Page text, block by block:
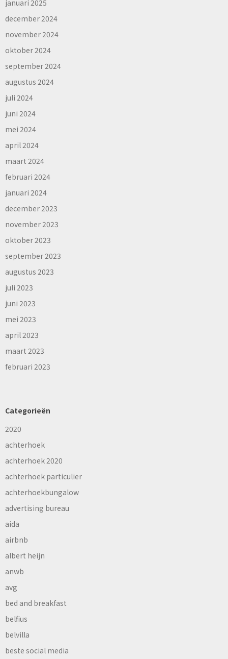
januari 2025
december 2024
november 2024
oktober 2024
september 2024
augustus 2024
juli 2024
juni 2024
mei 2024
april 2024
maart 2024
februari 2024
januari 2024
december 2023
november 2023
oktober 2023
september 2023
augustus 2023
juli 2023
juni 2023
mei 2023
april 2023
maart 2023
februari 2023
Categorieën
2020
achterhoek
achterhoek 2020
achterhoek particulier
achterhoekbungalow
advertising bureau
aida
airbnb
albert heijn
anwb
avg
bed and breakfast
belfius
belvilla
beste social media